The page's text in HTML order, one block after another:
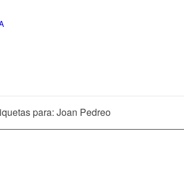
para: Joan Pedreo